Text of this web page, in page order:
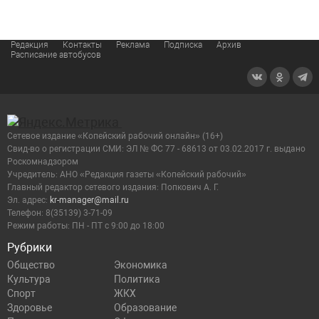
Редакция Контакты Реклама Подписка
Архив
Расписание автобусов
Рубрики
Общество
Экономика
Культура
Политика
Спорт
ЖКХ
Здоровье
Образование
Сетевое издание «Копейский рабочий онлайн» (16+)
Cвид-во о регистрации СМИ: ЭЛ № ФС 77 - 68613 от 03.02.2017 г. выдано
Роскомнадзором
Учредитель: АНО «Редакция газеты «Копейский рабочий»
Главный редактор сетевого издания: Попкович А. Г.
Эл. адрес: kr-manager@mail.ru
Телефон: 8(35139) 3-71-09
Режим работы: ПН - ПТ с 9:00 до 18:00